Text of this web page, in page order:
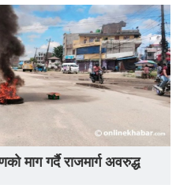
माग गर्दै राजमार्ग अवरुद्ध